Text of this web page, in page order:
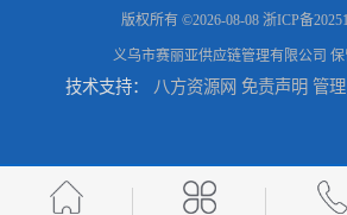
版权所有 ©2026-08-08 浙ICP备
义乌市赛丽亚供应链管理有限公司 保
技术支持： 八方资源网 免责声明 管